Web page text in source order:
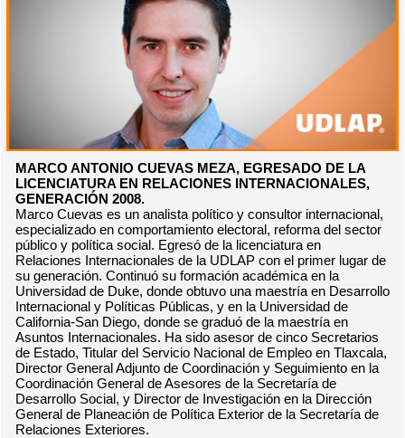
MARCO ANTONIO CUEVAS MEZA, EGRESADO DE LA
LICENCIATURA EN RELACIONES INTERNACIONALES,
GENERACIÓN 2008.
Marco Cuevas es un analista político y consultor internacional,
especializado en comportamiento electoral, reforma del sector
público y política social. Egresó de la licenciatura en
Relaciones Internacionales de la UDLAP con el primer lugar de
su generación. Continuó su formación académica en la
Universidad de Duke, donde obtuvo una maestría en Desarrollo
Internacional y Políticas Públicas, y en la Universidad de
California-San Diego, donde se graduó de la maestría en
Asuntos Internacionales. Ha sido asesor de cinco Secretarios
de Estado, Titular del Servicio Nacional de Empleo en Tlaxcala,
Director General Adjunto de Coordinación y Seguimiento en la
Coordinación General de Asesores de la Secretaría de
Desarrollo Social, y Director de Investigación en la Dirección
General de Planeación de Política Exterior de la Secretaría de
Relaciones Exteriores.